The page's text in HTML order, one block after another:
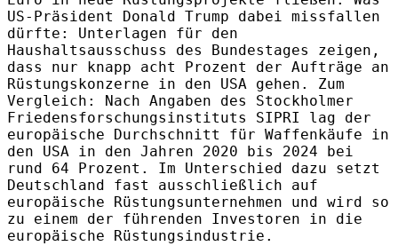
US-Präsident Donald Trump dabei missfallen
dürfte: Unterlagen für den
Haushaltsausschuss des Bundestages zeigen,
dass nur knapp acht Prozent der Aufträge an
Rüstungskonzerne in den USA gehen. Zum
Vergleich: Nach Angaben des Stockholmer
Friedensforschungsinstituts SIPRI lag der
europäische Durchschnitt für Waffenkäufe in
den USA in den Jahren 2020 bis 2024 bei
rund 64 Prozent. Im Unterschied dazu setzt
Deutschland fast ausschließlich auf
europäische Rüstungsunternehmen und wird so
zu einem der führenden Investoren in die
europäische Rüstungsindustrie.